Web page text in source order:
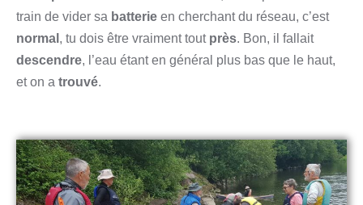
train de vider sa batterie en cherchant du réseau, c’est
normal , tu dois être vraiment tout près. Bon, il fallait
descendre, l’eau étant en général plus bas que le haut,
et on a trouvé.